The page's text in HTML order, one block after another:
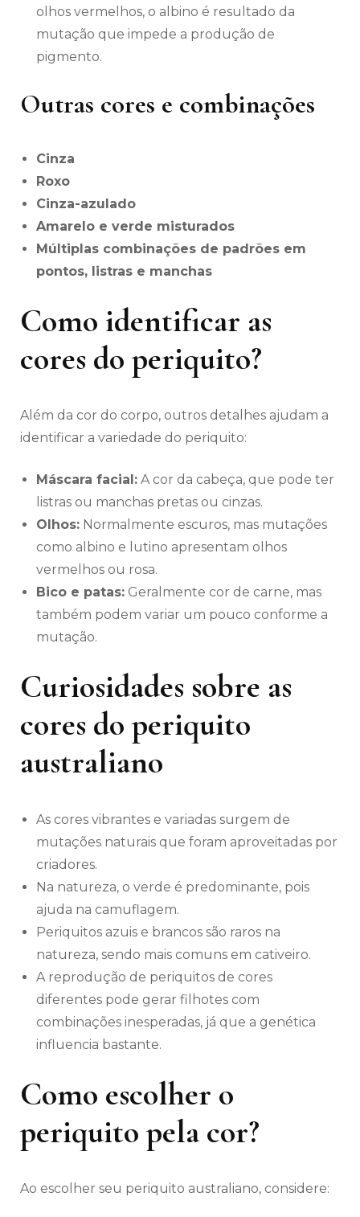
olhos vermelhos, o albino é resultado da
mutação que impede a produção de
pigmento.
Outras cores e combinações
Cinza
Roxo
Cinza-azulado
Amarelo e verde misturados
Múltiplas combinações de padrões em
pontos, listras e manchas
Como identificar as
cores do periquito?
Além da cor do corpo, outros detalhes ajudam a
identificar a variedade do periquito:
Máscara facial: A cor da cabeça, que pode ter
listras ou manchas pretas ou cinzas.
Olhos: Normalmente escuros, mas mutações
como albino e lutino apresentam olhos
vermelhos ou rosa.
Bico e patas: Geralmente cor de carne, mas
também podem variar um pouco conforme a
mutação.
Curiosidades sobre as
cores do periquito
australiano
As cores vibrantes e variadas surgem de
mutações naturais que foram aproveitadas por
criadores.
Na natureza, o verde é predominante, pois
ajuda na camuflagem.
Periquitos azuis e brancos são raros na
natureza, sendo mais comuns em cativeiro.
A reprodução de periquitos de cores
diferentes pode gerar filhotes com
combinações inesperadas, já que a genética
influencia bastante.
Como escolher o
periquito pela cor?
Ao escolher seu periquito australiano, considere: